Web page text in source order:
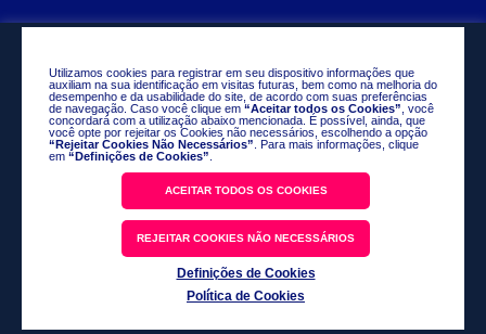
Utilizamos cookies para registrar em seu dispositivo informações que
auxiliam na sua identificação em visitas futuras, bem como na melhoria do
desempenho e da usabilidade do site, de acordo com suas preferências
de navegação. Caso você clique em “Aceitar todos os Cookies” , você
concordará com a utilização abaixo mencionada. É possível, ainda, que
você opte por rejeitar os Cookies não necessários, escolhendo a opção
“Rejeitar Cookies Não Necessários” . Para mais informações, clique
em “Definições de Cookies”
ACEITAR TODOS OS COOKIES
REJEITAR COOKIES NÃO NECESSÁRIOS
Definições de Cookies
Política de Cookies